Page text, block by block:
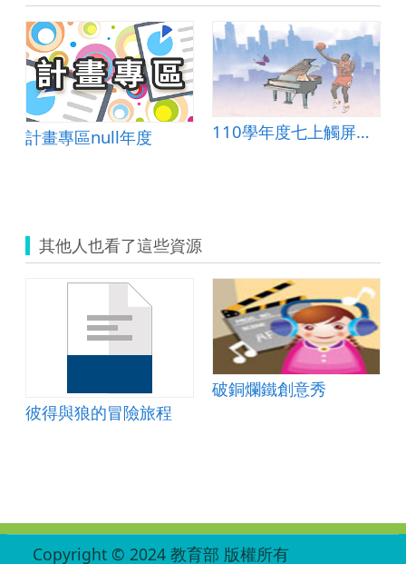
計畫專區null年度 110學年度七上觸屏結合作文課程規畫
其他人也看了這些資源
彼得與狼的冒險旅程
破銅爛鐵創意秀
Copyright © 2024 教育部 版權所有